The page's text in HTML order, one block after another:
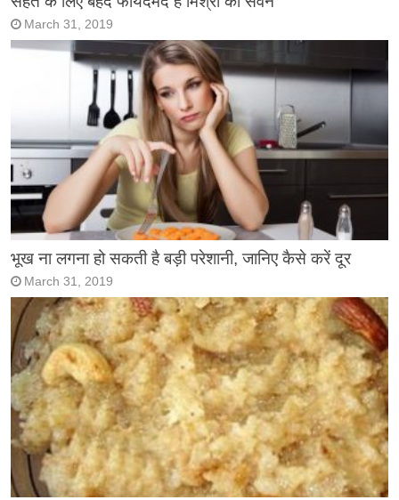
March 31, 2019
भूख ना लगना हो सकती है बड़ी परेशानी, जानिए कैसे करें दूर
March 31, 2019